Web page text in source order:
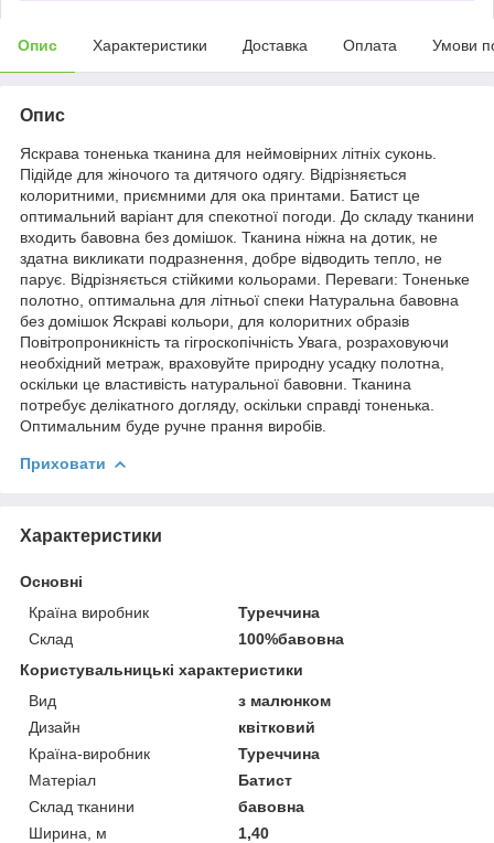
Опис Характеристики Доставка Оплата Умови
Опис
Яскрава тоненька тканина для неймовірних літніх суконь.
Підійде для жіночого та дитячого одягу. Відрізняється
колоритними, приємними для ока принтами. Батист це
оптимальний варіант для спекотної погоди. До складу тканини
входить бавовна без домішок. Тканина ніжна на дотик, не
здатна викликати подразнення, добре відводить тепло, не
парує. Відрізняється стійкими кольорами. Переваги: Тоненьке
полотно, оптимальна для літньої спеки Натуральна бавовна
без домішок Яскраві кольори, для колоритних образів
Повітропроникність та гігроскопічність Увага, розраховуючи
необхідний метраж, враховуйте природну усадку полотна,
оскільки це властивість натуральної бавовни. Тканина
потребує делікатного догляду, оскільки справді тоненька.
Оптимальним буде ручне прання виробів.
Приховати
Характеристики
Основні
Країна виробник
Туреччина
Склад
100%бавовна
Користувальницькі характеристики
Вид
з малюнком
Дизайн
квітковий
Країна-виробник
Туреччина
Матеріал
Батист
Склад тканини
бавовна
Ширина, м
1,40